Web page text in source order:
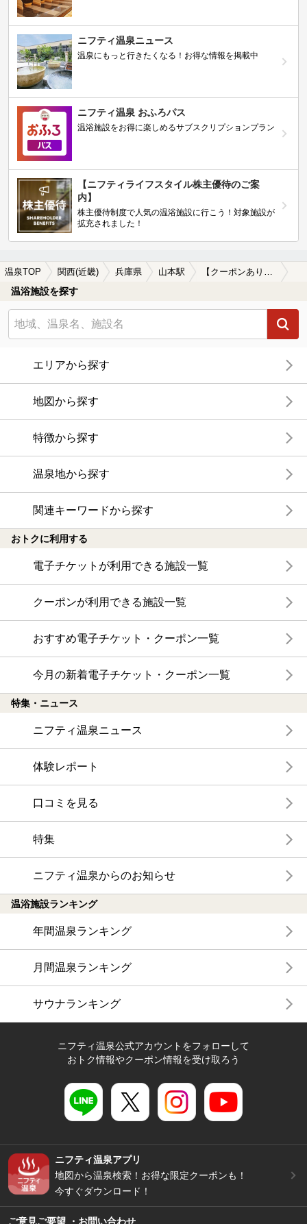
ニフティ温泉ニュース
温泉にもっと行きたくなる！お得な情報を掲載中
ニフティ温泉 おふろパス
温浴施設をお得に楽しめるサブスクリプションプラン
【ニフティライフスタイル株主優待のご案
内】
株主優待制度で人気の温浴施設に行こう！対象施設が
拡充されました！
温泉TOP 関西(近畿) 兵庫県 山本駅 【クーポンあり】子連れOKな山本駅近くの温泉、日帰り温泉、スーパー銭湯おすすめ
温浴施設を探す
エリアから探す
地図から探す
特徴から探す
温泉地から探す
関連キーワードから探す
おトクに利用する
電子チケットが利用できる施設一覧
クーポンが利用できる施設一覧
おすすめ電子チケット・クーポン一覧
今月の新着電子チケット・クーポン一覧
特集・ニュース
ニフティ温泉ニュース
体験レポート
口コミを見る
特集
ニフティ温泉からのお知らせ
温浴施設ランキング
年間温泉ランキング
月間温泉ランキング
サウナランキング
ニフティ温泉公式アカウントをフォローして
おトク情報やクーポン情報を受け取ろう
ニフティ温泉アプリ
地図から温泉検索！お得な限定クーポンも！
今すぐダウンロード！
ご意見ご要望 ・お問い合わせ